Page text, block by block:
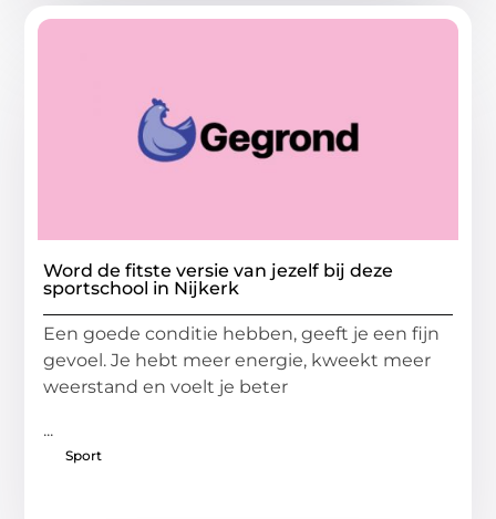
Word de fitste versie van jezelf bij deze
sportschool in Nijkerk
Een goede conditie hebben, geeft je een fijn
gevoel. Je hebt meer energie, kweekt meer
weerstand en voelt je beter
...
Sport